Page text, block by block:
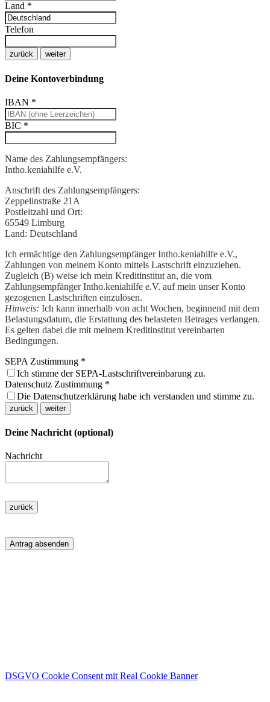
Land *
Telefon
zurück weiter
Deine Kontoverbindung
IBAN *
BIC *
Name des Zahlungsempfängers:
Intho.keniahilfe e.V.
Anschrift des Zahlungsempfängers:
Zeppelinstraße 21A
Postleitzahl und Ort:
65549 Limburg
Land: Deutschland
Ich ermächtige den Zahlungsempfänger Intho.keniahilfe e.V.,
Zahlungen von meinem Konto mittels Lastschrift einzuziehen.
Zugleich (B) weise ich mein Kreditinstitut an, die vom
Zahlungsempfänger Intho.keniahilfe e.V. auf mein unser Konto
gezogenen Lastschriften einzulösen.
Hinweis: Ich kann innerhalb von acht Wochen, beginnend mit dem
Belastungsdatum, die Erstattung des belasteten Betrages verlangen.
Es gelten dabei die mit meinem Kreditinstitut vereinbarten
Bedingungen.
SEPA Zustimmung *
Ich stimme der SEPA-Lastschriftvereinbarung zu.
Datenschutz Zustimmung *
Die Datenschutzerklärung habe ich verstanden und stimme zu.
zurück weiter
Deine Nachricht (optional)
Nachricht
zurück
Antrag absenden
DSGVO Cookie Consent mit Real Cookie Banner